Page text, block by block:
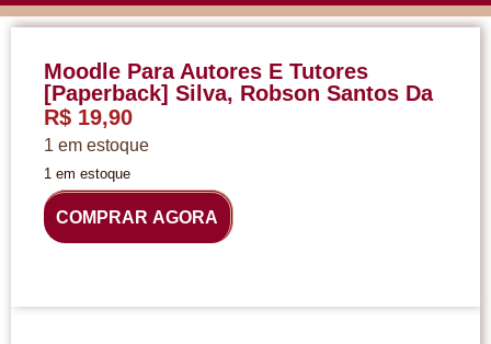
Moodle Para Autores E Tutores
[Paperback] Silva, Robson Santos Da
R$ 19,90
1 em estoque
1 em estoque
COMPRAR AGORA